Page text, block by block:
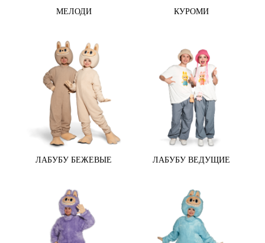
МЕЛОДИ КУРОМИ
ЛАБУБУ БЕЖЕВЫЕ ЛАБУБУ ВЕДУЩИЕ